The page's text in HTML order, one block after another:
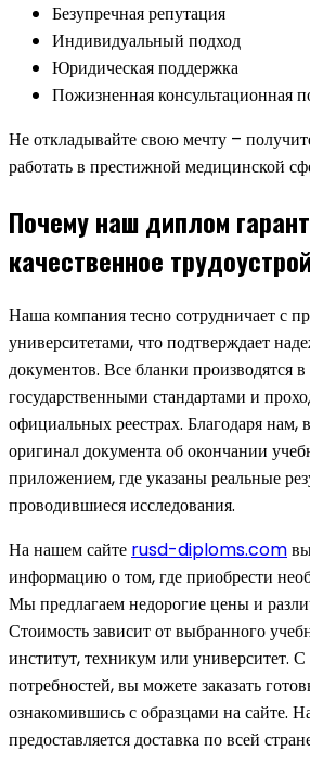
Безупречная репутация
Индивидуальный подход
Юридическая поддержка
Пожизненная консультационная
Не откладывайте свою мечту –
работать в престижной медицинской
Почему наш диплом
качественное
Наша компания тесно сотрудничает с
университетами, что подтверждает
документов. Все бланки производятся в
государственными стандартами и
официальных реестрах. Благодаря нам,
оригинал документа об окончании
приложением, где указаны реальные
проводившиеся исследования.
На нашем сайте rusd-diploms.com
информацию о том, где приобрести
Мы предлагаем недорогие цены и
Стоимость зависит от выбранного
институт, техникум или университет.
потребностей, вы можете заказать
ознакомившись с образцами на сайте.
предоставляется доставка по всей